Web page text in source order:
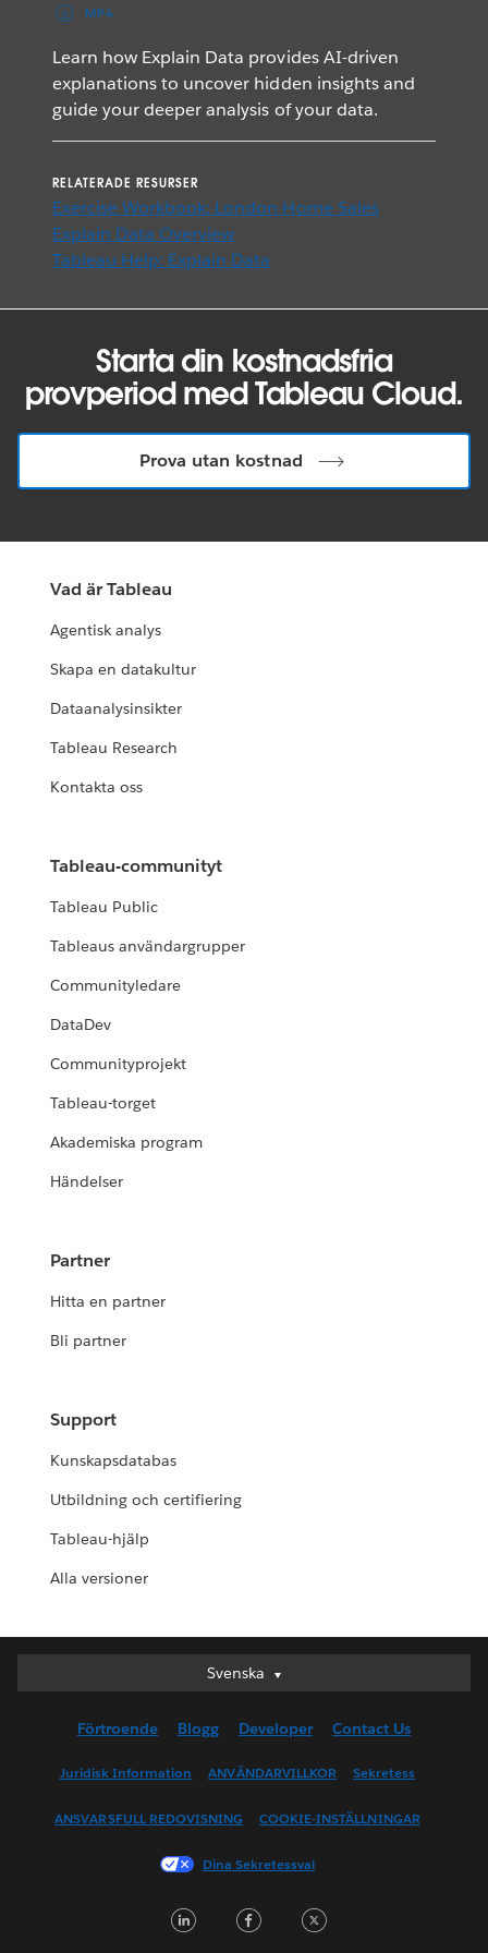
MP4
Learn how Explain Data provides AI-driven
explanations to uncover hidden insights and
guide your deeper analysis of your data.
RELATERADE RESURSER
Exercise Workbook: London Home Sales
Explain Data Overview
Tableau Help: Explain Data
Starta din kostnadsfria
provperiod med Tableau Cloud.
Prova utan kostnad
Vad är Tableau
Agentisk analys
Skapa en datakultur
Dataanalysinsikter
Tableau Research
Kontakta oss
Tableau-communityt
Tableau Public
Tableaus användargrupper
Communityledare
DataDev
Communityprojekt
Tableau-torget
Akademiska program
Händelser
Partner
Hitta en partner
Bli partner
Support
Kunskapsdatabas
Utbildning och certifiering
Tableau-hjälp
Alla versioner
Svenska
Svenska
English (UK)
English (US)
Français (Canada)
Français (France)
日本語
Förtroende Blogg Developer Contact Us
Juridisk Information ANVÄNDARVILLKOR Sekretess
ANSVARSFULL REDOVISNING COOKIE-INSTÄLLNINGAR
Dina Sekretessval
LinkedInFacebook